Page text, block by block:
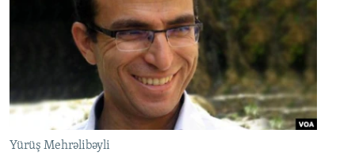
Yürüş Mehrəlibəyli